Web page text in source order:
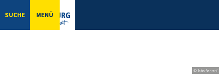
SUCHE MENÜ
© bbsferrari